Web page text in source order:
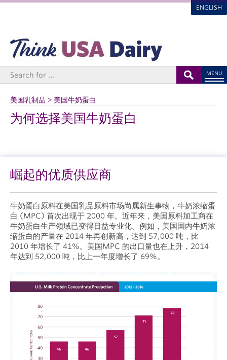
ENGLISH
MENU
美国乳制品 > 美国牛奶蛋白
为何选择美国牛奶蛋白
崛起的优质供应商
牛奶蛋白原料在美国乳品原料市场尚属新生事物，牛奶浓缩蛋
白 (MPC) 首次出现于 2000 年。近年来，美国原料加工商在
牛奶蛋白生产领域已变得日益专业化。例如，美国国内牛奶浓
缩蛋白的产量在 2014 年再创新高，达到 57,000 吨，比
2010 年增长了 41%。美国MPC 的出口量也在上升，2014
年达到 52,000 吨，比上一年度增长了 69%。